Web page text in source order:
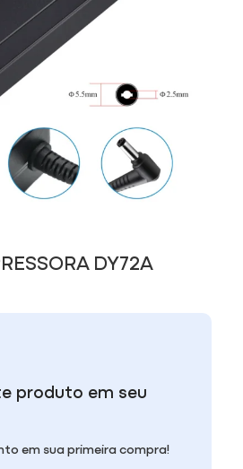
DY72A
produto em seu
em sua primeira compra!